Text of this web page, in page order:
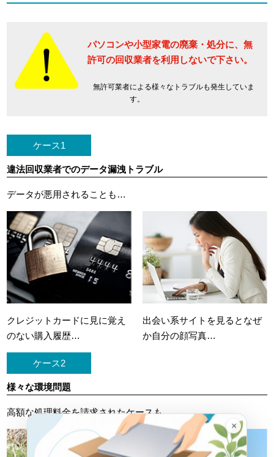
パソコンや小型家電の廃棄・処分に、 無
許可の回収業者を利用しないで下さい。
無許可業者による様々なトラブルも発生していま
す。
ケース1
違法回収業者でのデータ漏洩トラブル
データが悪用されることも…
クレジットカードに 見に覚え
のない購入履歴…
出会い系サイトを見ると なぜ
か自分の顔写真…
ケース2
様々な環境問題
高額な処理料金を請求されたケースも…
×